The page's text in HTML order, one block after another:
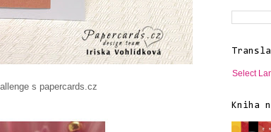
papercards.cz
Select
Kniha